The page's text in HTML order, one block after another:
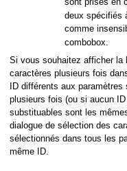
deux spécifiés
comme
combobox.
Si vous souhaitez afficher la
caractères plusieurs fois
ID différents aux
plusieurs fois (ou si aucun
substituables sont les
dialogue de sélection des
sélectionnés dans tous les
même ID.